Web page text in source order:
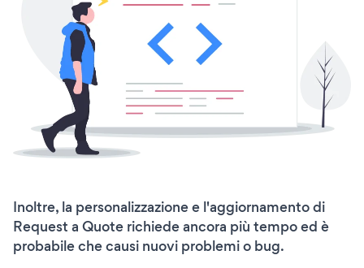
Inoltre, la personalizzazione e l'aggiornamento di
Request a Quote richiede ancora più tempo ed è
probabile che causi nuovi problemi o bug.